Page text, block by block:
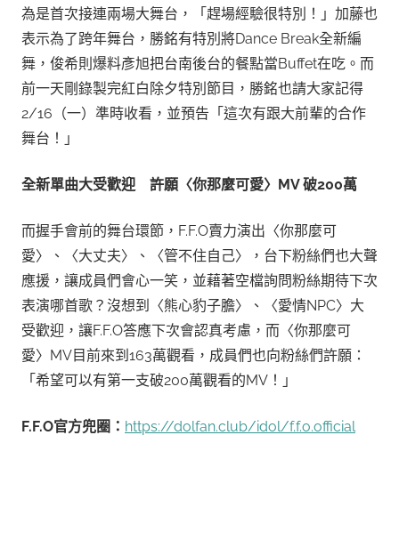
為是首次接連兩場大舞台，「趕場經驗很特別！」加藤也
表示為了跨年舞台，勝銘有特別將Dance Break全新編
舞，俊希則爆料彥旭把台南後台的餐點當Buffet在吃。而
前一天剛錄製完紅白除夕特別節目，勝銘也請大家記得
2/16（一）準時收看，並預告「這次有跟大前輩的合作
舞台！」
全新單曲大受歡迎 許願〈你那麼可愛〉 MV破200萬
而握手會前的舞台環節，F.F.O賣力演出〈你那麼可
愛〉、〈大丈夫〉、〈管不住自己〉，台下粉絲們也大聲
應援，讓成員們會心一笑，並藉著空檔詢問粉絲期待下次
表演哪首歌？沒想到〈熊心豹子膽〉、〈愛情NPC〉大
受歡迎，讓F.F.O答應下次會認真考慮，而〈你那麼可
愛〉MV目前來到163萬觀看，成員們也向粉絲們許願：
「希望可以有第一支破200萬觀看的MV！」
F.F.O官方兜圈： https://dolfan.club/idol/f.f.o.official